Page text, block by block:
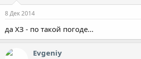
8 Дек 2014
да ХЗ - по такой погоде...
Evgeniy